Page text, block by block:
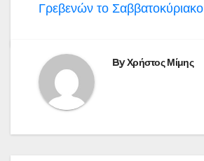
Γρεβενών το Σαββατοκύριακο
ByΧρήστος Μίμης